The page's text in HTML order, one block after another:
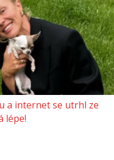
a internet se utrhl ze
lépe!